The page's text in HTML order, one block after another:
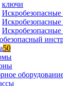
ключи
50